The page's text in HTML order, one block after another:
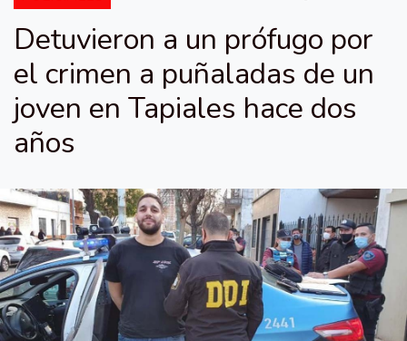
Detuvieron a un prófugo por
el crimen a puñaladas de un
joven en Tapiales hace dos
años